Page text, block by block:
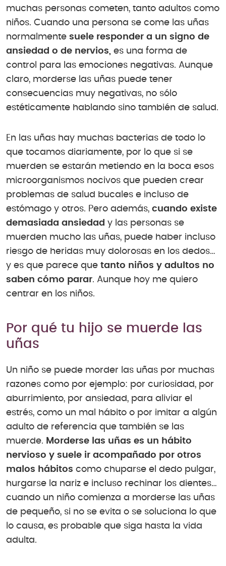
muchas personas cometen, tanto adultos como
niños. Cuando una persona se come las uñas
normalmente suele responder a un signo de
ansiedad o de nervios, es una forma de
control para las emociones negativas. Aunque
claro, morderse las uñas puede tener
consecuencias muy negativas, no sólo
estéticamente hablando sino también de salud.
En las uñas hay muchas bacterias de todo lo
que tocamos diariamente, por lo que si se
muerden se estarán metiendo en la boca esos
microorganismos nocivos que pueden crear
problemas de salud bucales e incluso de
estómago y otros. Pero además, cuando existe
demasiada ansiedad y las personas se
muerden mucho las uñas, puede haber incluso
riesgo de heridas muy dolorosas en los dedos…
y es que parece que tanto niños y adultos no
saben cómo parar. Aunque hoy me quiero
centrar en los niños.
Por qué tu hijo se muerde las
uñas
Un niño se puede morder las uñas por muchas
razones como por ejemplo: por curiosidad, por
aburrimiento, por ansiedad, para aliviar el
estrés, como un mal hábito o por imitar a algún
adulto de referencia que también se las
muerde. Morderse las uñas es un hábito
nervioso y suele ir acompañado por otros
malos hábitos como chuparse el dedo pulgar,
hurgarse la nariz e incluso rechinar los dientes…
cuando un niño comienza a morderse las uñas
de pequeño, si no se evita o se soluciona lo que
lo causa, es probable que siga hasta la vida
adulta.